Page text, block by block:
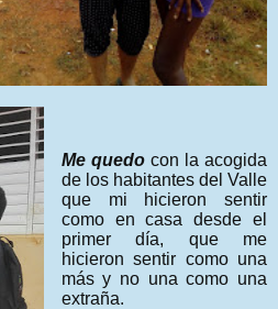
Me quedocon la acogida
de los habitantes del Valle
que mi hicieron sentir
como en casa desde el
primer día, que me
hicieron sentir como una
más y no una como una
extraña.